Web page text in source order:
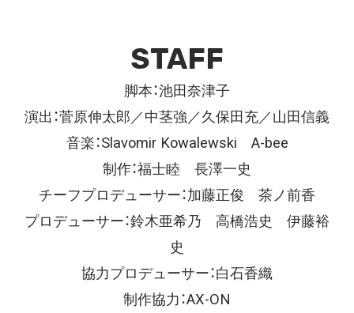
STAFF
脚本：池田奈津子
演出：菅原伸太郎／中茎強／久保田充／山田信義
音楽：Slavomir Kowalewski A-bee
制作：福士睦 長澤一史
チーフプロデューサー：加藤正俊 茶ノ前香
プロデューサー：鈴木亜希乃 高橋浩史 伊藤裕
史
協力プロデューサー：白石香織
制作協力：AX-ON